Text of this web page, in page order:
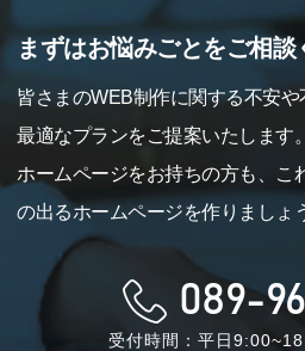
まずはお悩みごとをご相談
皆さまのWEB制作に関する不安
最適なプランをご提案いたします。
ホームページをお持ちの方も、こ
の出るホームページを作りましょ
089-
受付時間：平日